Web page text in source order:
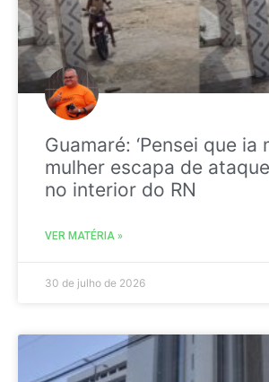
Guamaré: ‘Pensei que ia
mulher escapa de
no interior do RN
VER MATÉRIA »
30 de julho de 2026